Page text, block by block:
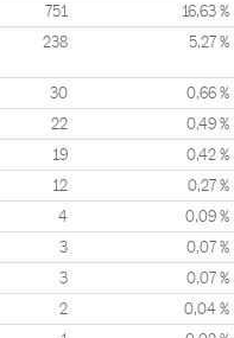
751 16,63 %
238 5,27 %
30 0,66 %
22 0,49 %
19 0,42 %
12 0,27 %
4 0,09 %
3 0,07 %
3 0,07 %
2 0,04 %